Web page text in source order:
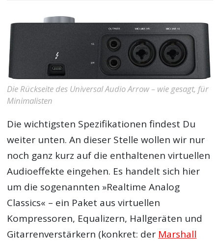
Die Rückseite des Universal Audio Arrow – wie gesagt, für
Minimalisten
Die wichtigsten Spezifikationen findest Du
weiter unten. An dieser Stelle wollen wir nur
noch ganz kurz auf die enthaltenen virtuellen
Audioeffekte eingehen. Es handelt sich hier
um die sogenannten »Realtime Analog
Classics« – ein Paket aus virtuellen
Kompressoren, Equalizern, Hallgeräten und
Gitarrenverstärkern (konkret: der Marshall